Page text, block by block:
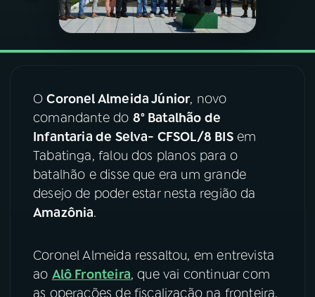
VIDEOCASTS
08 FESTIVAL DE MÚSICA
ACOMPANHE A RÁDIO NACIONAL
YouTube Facebook
TikTok
OCoronel Almeida Júnior, novo
comandante do 8° Batalhão de
Infantaria de Selva- CFSOL/8 BISem
Tabatinga, falou dos planos para o
batalhão e disse que era um grande
desejo de poder estar nesta região da
Amazônia.
Coronel Almeida ressaltou, em entrevista
ao Alô Fronteira, que vai continuar com